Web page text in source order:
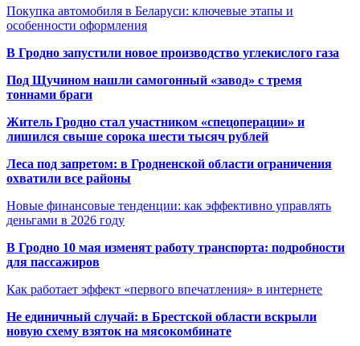
Покупка автомобиля в Беларуси: ключевые этапы и
особенности оформления
В Гродно запустили новое производство углекислого газа
Под Щучином нашли самогонный «завод» с тремя
тоннами браги
Житель Гродно стал участником «спецоперации» и
лишился свыше сорока шести тысяч рублей
Леса под запретом: в Гродненской области ограничения
охватили все районы
Новые финансовые тенденции: как эффективно управлять
деньгами в 2026 году
В Гродно 10 мая изменят работу транспорта: подробности
для пассажиров
Как работает эффект «первого впечатления» в интернете
Не единичный случай: в Брестской области вскрыли
новую схему взяток на мясокомбинате